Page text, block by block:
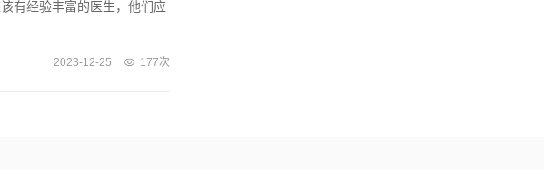
有经验丰富的医生，他们应
2023-12-25 177次